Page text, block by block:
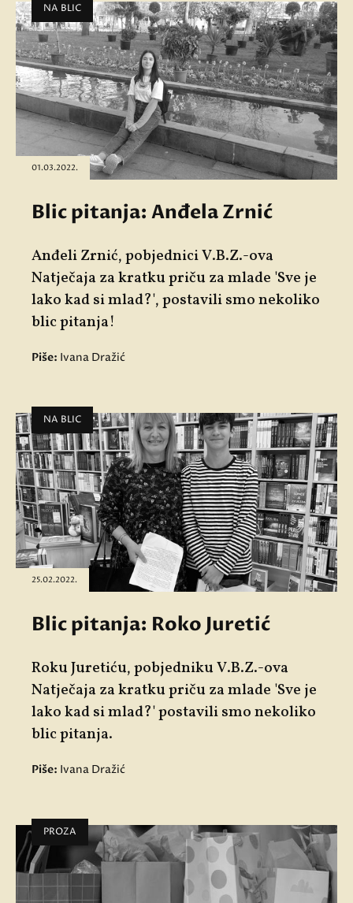
NA BLIC
01.03.2022.
Blic pitanja: Anđela Zrnić
Anđeli Zrnić, pobjednici V.B.Z.-ova
Natječaja za kratku priču za mlade 'Sve je
lako kad si mlad?', postavili smo nekoliko
blic pitanja!
Piše: Ivana Dražić
NA BLIC
25.02.2022.
Blic pitanja: Roko Juretić
Roku Juretiću, pobjedniku V.B.Z.-ova
Natječaja za kratku priču za mlade 'Sve je
lako kad si mlad?' postavili smo nekoliko
blic pitanja.
Piše: Ivana Dražić
PROZA